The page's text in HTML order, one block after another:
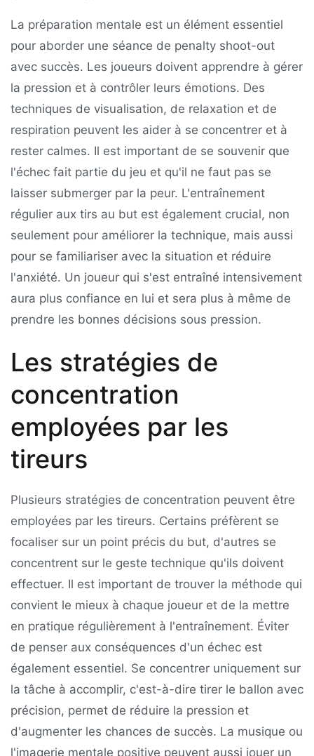
La préparation mentale est un élément essentiel
pour aborder une séance de penalty shoot-out
avec succès. Les joueurs doivent apprendre à gérer
la pression et à contrôler leurs émotions. Des
techniques de visualisation, de relaxation et de
respiration peuvent les aider à se concentrer et à
rester calmes. Il est important de se souvenir que
l'échec fait partie du jeu et qu'il ne faut pas se
laisser submerger par la peur. L'entraînement
régulier aux tirs au but est également crucial, non
seulement pour améliorer la technique, mais aussi
pour se familiariser avec la situation et réduire
l'anxiété. Un joueur qui s'est entraîné intensivement
aura plus confiance en lui et sera plus à même de
prendre les bonnes décisions sous pression.
Les stratégies de
concentration
employées par les
tireurs
Plusieurs stratégies de concentration peuvent être
employées par les tireurs. Certains préfèrent se
focaliser sur un point précis du but, d'autres se
concentrent sur le geste technique qu'ils doivent
effectuer. Il est important de trouver la méthode qui
convient le mieux à chaque joueur et de la mettre
en pratique régulièrement à l'entraînement. Éviter
de penser aux conséquences d'un échec est
également essentiel. Se concentrer uniquement sur
la tâche à accomplir, c'est-à-dire tirer le ballon avec
précision, permet de réduire la pression et
d'augmenter les chances de succès. La musique ou
l'imagerie mentale positive peuvent aussi jouer un